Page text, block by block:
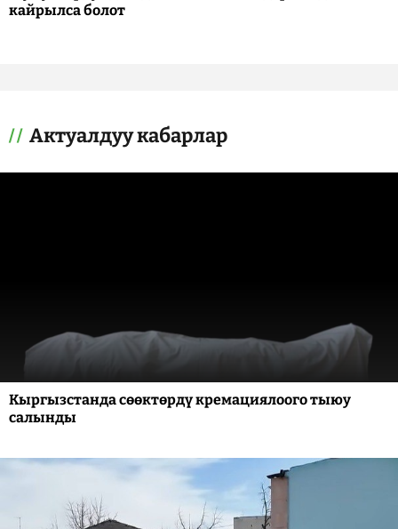
кайрылса болот
Актуалдуу кабарлар
Кыргызстанда сөөктөрдү кремациялоого тыюу
салынды